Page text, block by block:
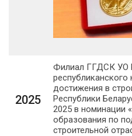
2025
Филиал ГГДСК УО
республиканского
достижения в
Республики
2025 в номинации
образования по
строительной